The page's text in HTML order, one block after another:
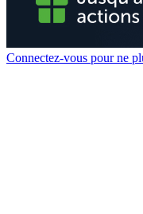
Connectez-vous pour ne